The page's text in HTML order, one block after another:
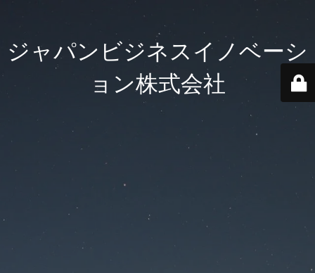
ジャパンビジネスイノベーシ
ョン株式会社